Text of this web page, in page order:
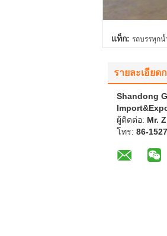
แท็ก: รถบรรทุกน้
รายละเอียด
Shandong
ผู้ติดต่อ: Mr.
โทร: 86-